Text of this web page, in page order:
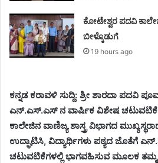
ಕೋಟೇಶ್ವರ ಪದವಿ
ಬೀಳ್ಕೊಡುಗೆ
19 hours ago
ಕನ್ನಡ ಕರಾವಳಿ ಸುದ್ದಿ: ಶ್ರೀ ಶಾರದಾ ಪದವಿ
ಎನ್.ಎಸ್.ಎಸ್ ನ ವಾರ್ಷಿಕ ವಿಶೇಷ
ಕಾಲೇಜಿನ ವಾಣಿಜ್ಯ ಶಾಸ್ತ್ರ ವಿಭಾಗದ
ಉದ್ಘಾಟಿಸಿ, ವಿದ್ಯಾರ್ಥಿಗಳು ಪಠ್ಯದ ಜೊತೆಗೆ
ಚಟುವಟಿಕೆಗಳಲ್ಲಿ ಭಾಗವಹಿಸುವ ಮೂಲಕ ತಮ್ಮ